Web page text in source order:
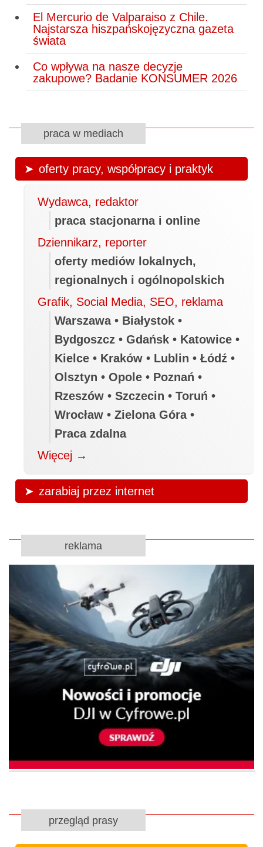
El Mercurio de Valparaiso z Chile.
Najstarsza hiszpańskojęzyczna gazeta
świata
Co wpływa na nasze decyzje
zakupowe? Badanie KONSUMER 2026
praca w mediach
oferty pracy, współpracy i praktyk
Wydawca, redaktor
praca stacjonarna i online
Dziennikarz, reporter
oferty mediów lokalnych,
regionalnych i ogólnopolskich
Grafik, Social Media, SEO, reklama
Warszawa • Białystok •
Bydgoszcz • Gdańsk • Katowice •
Kielce • Kraków • Lublin • Łódź •
Olsztyn • Opole • Poznań •
Rzeszów • Szczecin • Toruń •
Wrocław • Zielona Góra •
Praca zdalna
Więcej →
zarabiaj przez internet
reklama
przegląd prasy